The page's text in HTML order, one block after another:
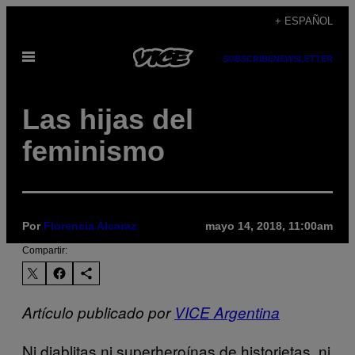
contenido
+ ESPAÑOL
Abrir
SUBSCRIBENEWSLETTER
Las hijas del
feminismo
Por Florencia Alcaraz mayo 14, 2018, 11:00am
Compartir:
Artículo publicado porVICE Argentina
Ni diablitas ni superheroínas de historietas, ni